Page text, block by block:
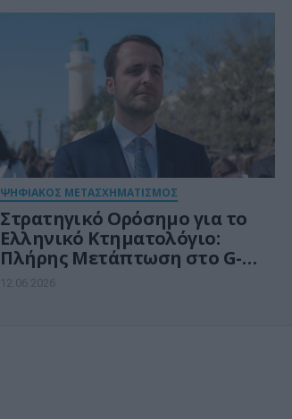
ΨΗΦΙΑΚΟΣ ΜΕΤΑΣΧΗΜΑΤΙΣΜΟΣ
Στρατηγικό Ορόσημο για το
Ελληνικό Κτηματολόγιο:
Πλήρης Μετάπτωση στο G-
Cloud
12.06.2026